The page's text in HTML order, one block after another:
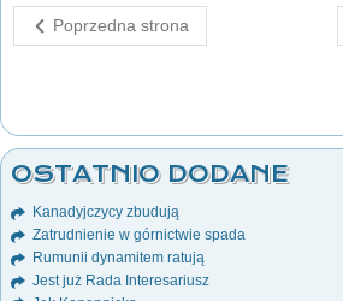
Poprzedna strona
OSTATNIO DODANE
Kanadyjczycy zbudują
Zatrudnienie w górnictwie spada
Rumunii dynamitem ratują
Jest już Rada Interesariusz